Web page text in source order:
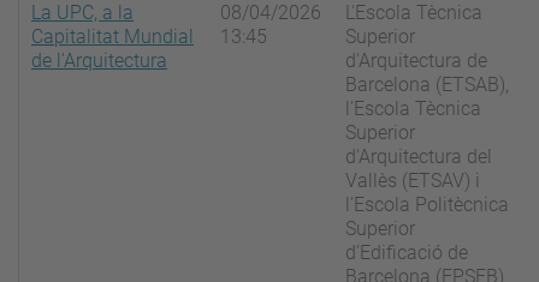
La UPC, a la
Capitalitat Mundial
de l'Arquitectura
08/04/2026
13:45
L'Escola Tècnica
Superior
d'Arquitectura de
Barcelona (ETSAB),
l'Escola Tècnica
Superior
d'Arquitectura del
Vallès (ETSAV) i
l'Escola Politècnica
Superior
d’Edificació de
Barcelona (EPSEB)